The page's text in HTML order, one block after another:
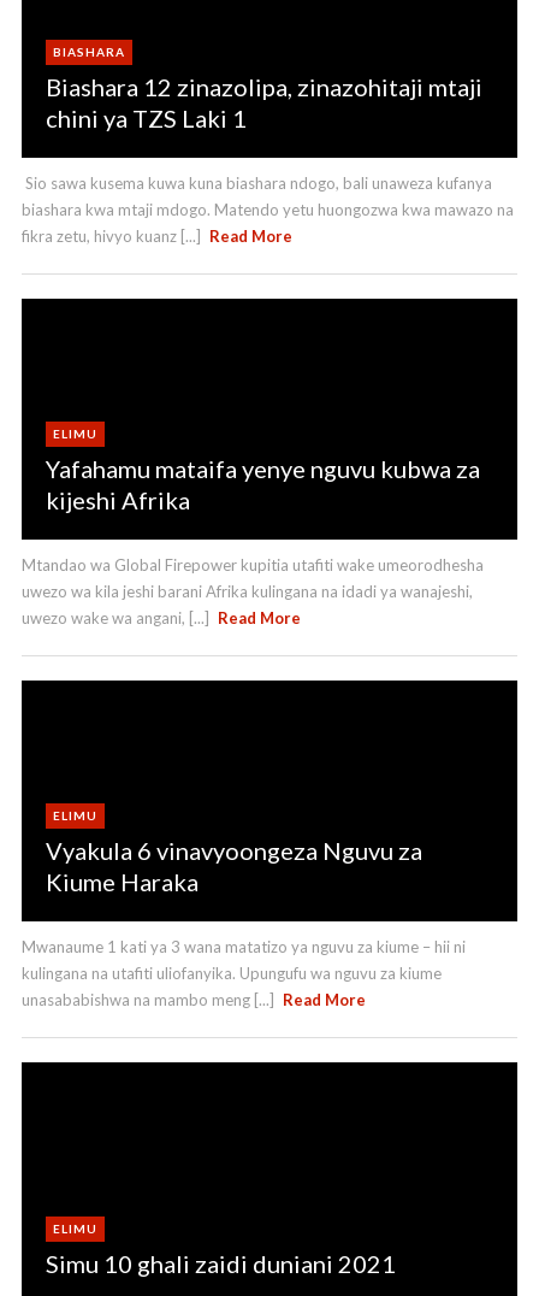
BIASHARA
Biashara 12 zinazolipa, zinazohitaji mtaji
chini ya TZS Laki 1
Sio sawa kusema kuwa kuna biashara ndogo, bali unaweza kufanya
biashara kwa mtaji mdogo. Matendo yetu huongozwa kwa mawazo na
fikra zetu, hivyo kuanz [...] Read More
ELIMU
Yafahamu mataifa yenye nguvu kubwa za
kijeshi Afrika
Mtandao wa Global Firepower kupitia utafiti wake umeorodhesha
uwezo wa kila jeshi barani Afrika kulingana na idadi ya wanajeshi,
uwezo wake wa angani, [...] Read More
ELIMU
Vyakula 6 vinavyoongeza Nguvu za
Kiume Haraka
Mwanaume 1 kati ya 3 wana matatizo ya nguvu za kiume – hii ni
kulingana na utafiti uliofanyika. Upungufu wa nguvu za kiume
unasababishwa na mambo meng [...] Read More
ELIMU
Simu 10 ghali zaidi duniani 2021